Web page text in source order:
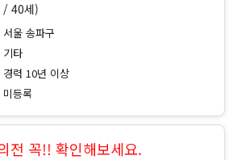
/ 40세)
서울 송파구
기타
경력 10년 이상
미등록
전 꼭!! 확인해보세요.